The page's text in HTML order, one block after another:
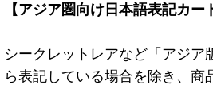
【アジア圏向け日本語表記カー
シークレットレアなど「アジア
ら表記している場合を除き、商